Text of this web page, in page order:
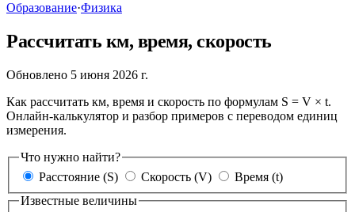
Образование·Физика
Рассчитать км, время, скорость
Обновлено 5 июня 2026 г.
Как рассчитать км, время и скорость по формулам S = V × t.
Онлайн-калькулятор и разбор примеров с переводом единиц
измерения.
Что нужно найти?
Расстояние (S)
Скорость (V)
Время (t)
Известные величины